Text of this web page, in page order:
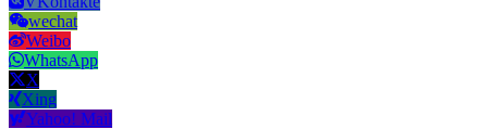
wechat
Weibo
WhatsApp
X
Xing
Yahoo! Mail